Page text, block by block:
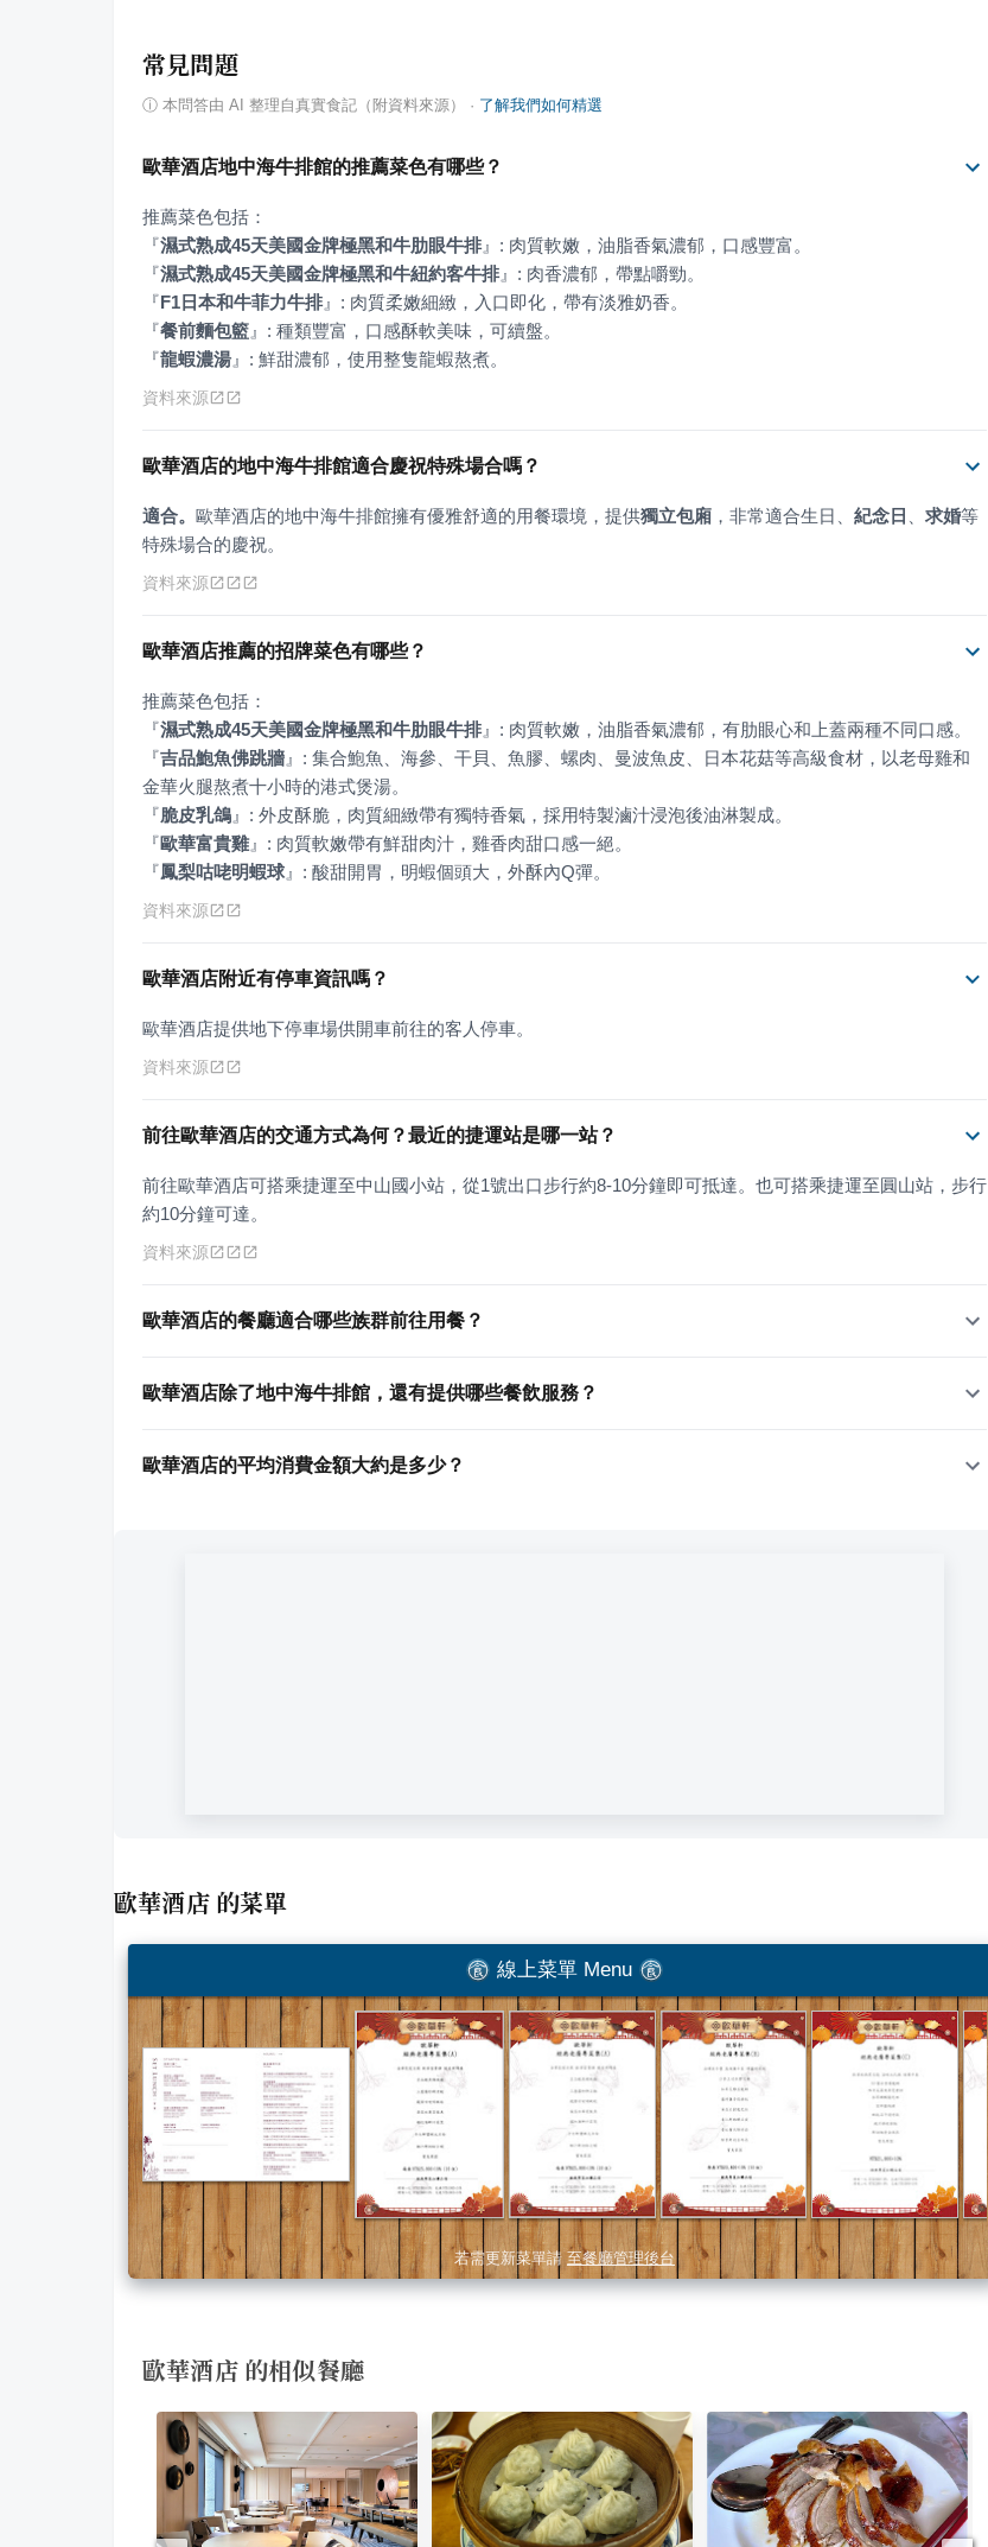
常見問題
ⓘ 本問答由 AI 整理自真實食記（附資料來源） · 了解我們如何精選
歐華酒店地中海牛排館的推薦菜色有哪些？
『濕式熟成45天美國金牌極黑和牛肋眼牛排』
『濕式熟成45天美國金牌極黑和牛紐約客牛排』
『F1日本和牛菲力牛排』
『餐前麵包籃 』
『龍蝦濃湯 』 : 鮮甜濃郁，使用整隻龍蝦熬煮。
資料來源
歐華酒店的地中海牛排館適合慶祝特殊場合嗎？
適合。 歐華酒店的地中海牛排館擁有優雅舒適的用餐環境，提供獨立包廂 ，非常適合生日、 紀念日 求婚等
特殊場合的慶祝。
資料來源
歐華酒店推薦的招牌菜色有哪些？
『濕式熟成45天美國金牌極黑和牛肋眼牛排』
『吉品鮑魚佛跳牆 』 : 集合鮑魚、海參、干貝、魚膠、螺肉、曼波魚皮、日本花菇等高級食材，以老母雞和
『脆皮乳鴿 』
『歐華富貴雞』
『鳳梨咕咾明蝦球 』 : 酸甜開胃，明蝦個頭大，外酥內Q彈。
資料來源
歐華酒店附近有停車資訊嗎？
歐華酒店提供地下停車場供開車前往的客人停車。
資料來源
前往歐華酒店的交通方式為何？最近的捷運站是哪一站？
前往歐華酒店可搭乘捷運至中山國小站，從1號出口步行約8-10分鐘即可抵達。也可搭乘捷運至圓山站，步行
約10分鐘可達。
資料來源
歐華酒店的餐廳適合哪些族群前往用餐？
歐華酒店除了地中海牛排館，還有提供哪些餐飲服務？
歐華酒店的平均消費金額大約是多少？
歐華酒店的菜單
線上菜單 Menu
若需更新菜單請 至餐廳管理後台
歐華酒店 的相似餐廳